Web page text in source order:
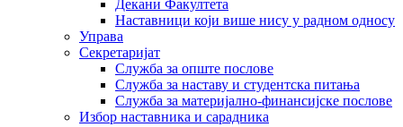
Декани Факултета
Наставници који више нису у радном односу
Управа
Секретаријат
Служба за опште послове
Служба за наставу и студентска питања
Служба за материјално-финансијске послове
Избор наставника и сарадника